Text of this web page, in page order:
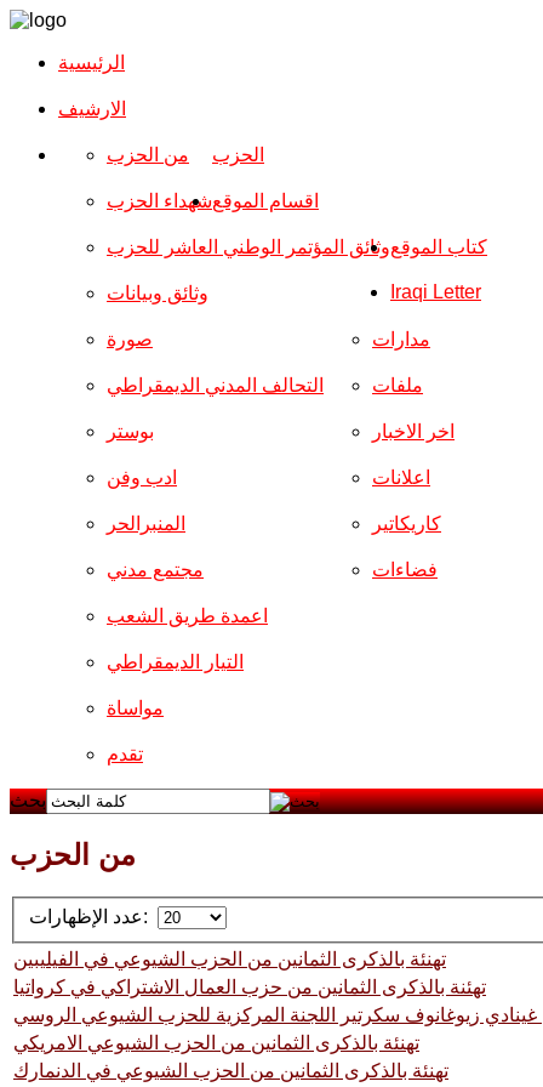
الرئيسية
الارشیف
الحزب من الحزب
شهداء الحزب
وثائق المؤتمر الوطني العاشر للحزب
وثائق وبيانات
اقسام الموقع
صورة
التحالف المدني الديمقراطي
بوستر
ادب وفن
المنبرالحر
مجتمع مدني
مدارات
ملفات
اخر الاخبار
اعلانات
كاريكاتير
فضاءات
اعمدة طريق الشعب
التيار الديمقراطي
مواساة
تقدم
كتاب الموقع
Iraqi Letter
بحث
من الحزب
عدد الإظهارات:
تهنئة بالذكرى الثمانين من الحزب الشيوعي في الفيليبين
تهئنة بالذكرى الثمانين من حزب العمال الاشتراكي في كرواتيا
غينادي زيوغانوف سكرتير اللجنة المركزية للحزب الشيوعي الروسي
تهنئة بالذكرى الثمانين من الحزب الشيوعي الامريكي
تهنئة بالذكرى الثمانين من الحزب الشيوعي في الدنمارك